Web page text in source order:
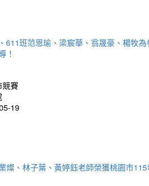
611班范恩瑜、梁宸華、翁晟豪、楊牧
！
競賽
19
燦、林子葉、黃婷鈺老師榮獲桃園市